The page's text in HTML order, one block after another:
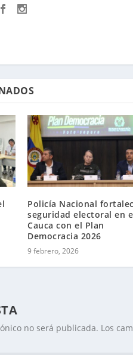
Policía Nacional
seguridad electoral en
Cauca con el Plan
Democracia 2026
9 febrero, 2026
no será publicada. Los